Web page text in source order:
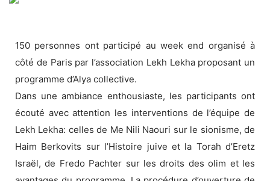
150 personnes ont participé au week end organisé à
côté de Paris par l’association Lekh Lekha proposant un
programme d’Alya collective.
Dans une ambiance enthousiaste, les participants ont
écouté avec attention les interventions de l’équipe de
Lekh Lekha: celles de Me Nili Naouri sur le sionisme, de
Haim Berkovits sur l’Histoire juive et la Torah d’Eretz
Israël, de Fredo Pachter sur les droits des olim et les